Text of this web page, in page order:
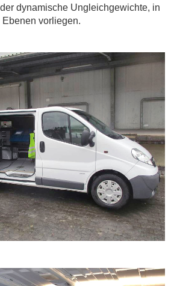
dynamische Ungleichgewichte, in
vorliegen.